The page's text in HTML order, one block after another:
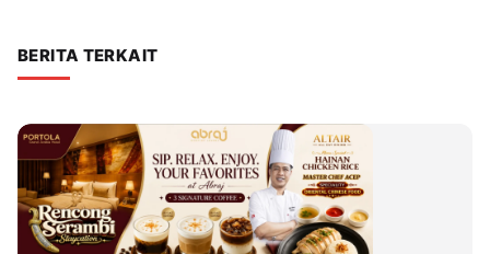
BERITA TERKAIT